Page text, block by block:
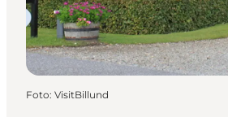
Foto: VisitBillund